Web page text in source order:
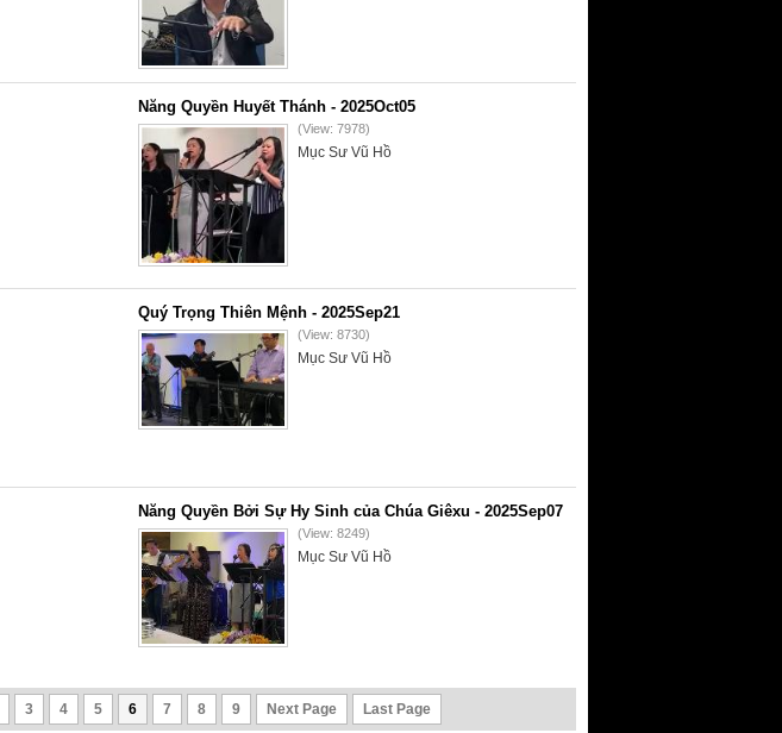
Năng Quyền Huyết Thánh - 2025Oct05
(View: 7978)
Mục Sư Vũ Hồ
Quý Trọng Thiên Mệnh - 2025Sep21
(View: 8730)
Mục Sư Vũ Hồ
Năng Quyền Bởi Sự Hy Sinh của Chúa Giêxu - 2025Sep07
(View: 8249)
Mục Sư Vũ Hồ
3 4 5 6 7 8 9 Next Page Last Page